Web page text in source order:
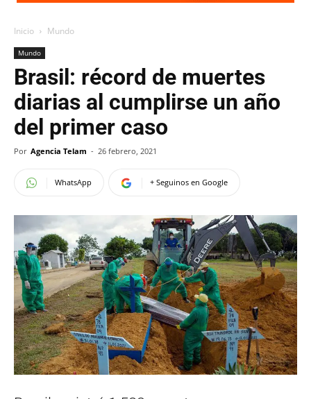
Inicio Mundo
Mundo
Brasil: récord de muertes
diarias al cumplirse un año
del primer caso
Por Agencia Telam - 26 febrero, 2021
WhatsApp + Seguinos en Google